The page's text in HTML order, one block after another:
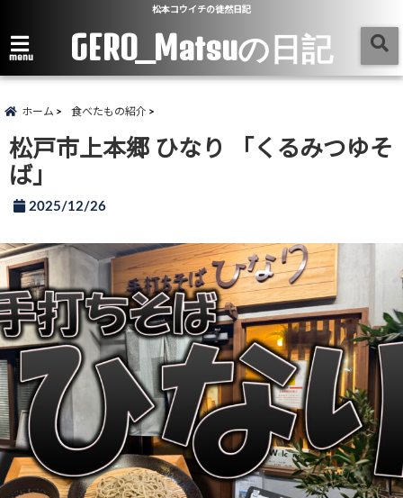
松本コウイチの徒然日記
menu GERO_Matsuの日記
ホーム 食べたもの紹介
松戸市上本郷 ひなり 「くるみつゆそ
ば」
2025/12/26